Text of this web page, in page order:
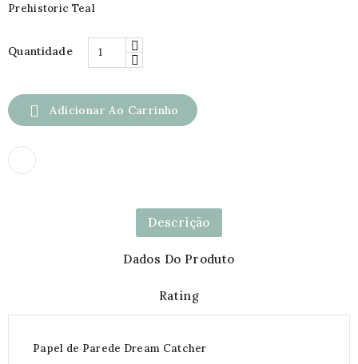
Prehistoric Teal
Quantidade
 Adicionar Ao Carrinho
Descrição
Dados Do Produto
Rating
Papel de Parede Dream Catcher